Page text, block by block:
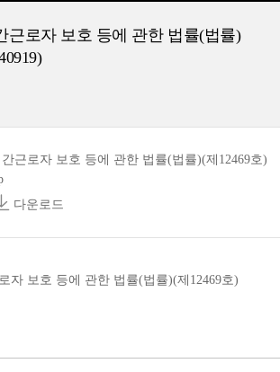
근로자 보호 등에 관한 법률(법률)
근로자 보호 등에 관한 법률(법률)(제12469호)
다운로드
자 보호 등에 관한 법률(법률)(제12469호)